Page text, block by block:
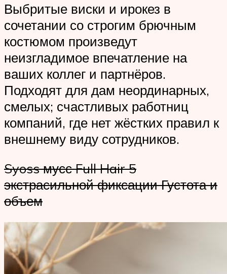
Выбритые виски и ирокез в
сочетании со строгим брючным
костюмом произведут
неизгладимое впечатление на
ваших коллег и партнёров.
Подходят для дам неординарных,
смелых; счастливых работниц
компаний, где нет жёстких правил к
внешнему виду сотрудников.
Syoss мусс Full Hair 5
экстрасильной фиксации Густота и
объем